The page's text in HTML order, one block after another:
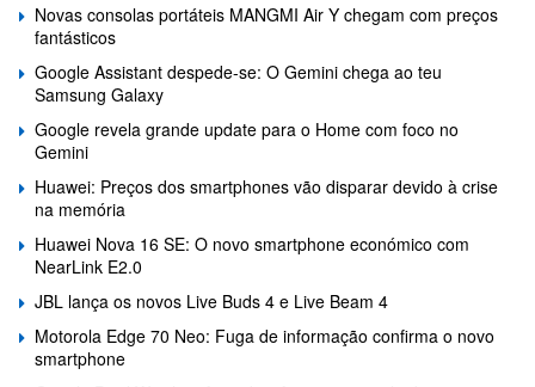
Novas consolas portáteis MANGMI Air Y chegam com preços
fantásticos
Google Assistant despede-se: O Gemini chega ao teu
Samsung Galaxy
Google revela grande update para o Home com foco no
Gemini
Huawei: Preços dos smartphones vão disparar devido à crise
na memória
Huawei Nova 16 SE: O novo smartphone económico com
NearLink E2.0
JBL lança os novos Live Buds 4 e Live Beam 4
Motorola Edge 70 Neo: Fuga de informação confirma o novo
smartphone